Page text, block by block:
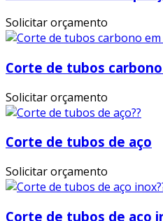
Solicitar orçamento
Corte de tubos
Solicitar orçamento
Corte de tubos de aço
Solicitar orçamento
Corte de tubos de aço